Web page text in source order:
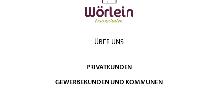
ÜBER UNS
PRIVATKUNDEN
GEWERBEKUNDEN UND KOMMUNEN